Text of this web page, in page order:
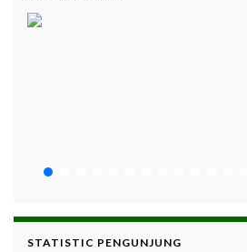
STATISTIC PENGUNJUNG